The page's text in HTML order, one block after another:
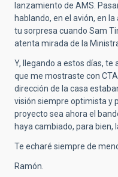
lanzamiento de AMS.
hablando, en el avión, en
tu sorpresa cuando Sam
atenta mirada de la
Y, llegando a estos días,
que me mostraste con
dirección de la casa
visión siempre optimista y
proyecto sea ahora el
haya cambiado, para bien,
Te echaré siempre de
Ramón.